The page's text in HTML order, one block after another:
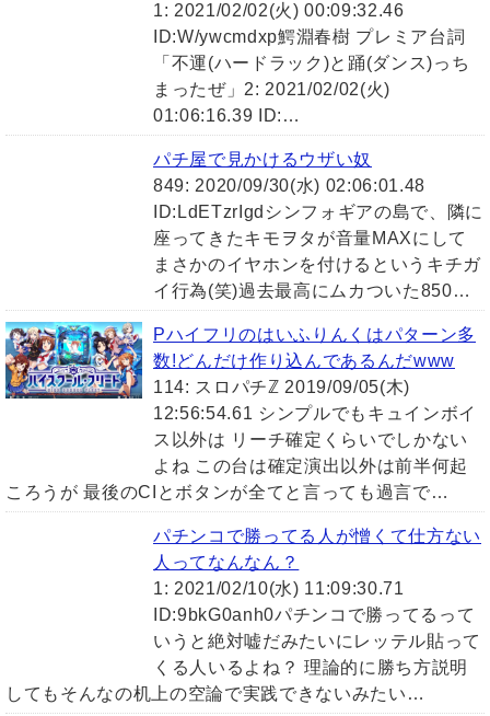
1: 2021/02/02(火) 00:09:32.46
ID:W/ywcmdxp鰐淵春樹 プレミア台詞
「不運(ハードラック)と踊(ダンス)っち
まったぜ」2: 2021/02/02(火)
01:06:16.39 ID:…
パチ屋で見かけるウザい奴
849: 2020/09/30(水) 02:06:01.48
ID:LdETzrIgdシンフォギアの島で、隣に
座ってきたキモヲタが音量MAXにして
まさかのイヤホンを付けるというキチガ
イ行為(笑)過去最高にムカついた850…
Pハイフリのはいふりんくはパターン多
数!どんだけ作り込んであるんだwww
114: スロパチℤ 2019/09/05(木)
12:56:54.61 シンプルでもキュインボイ
ス以外は リーチ確定くらいでしかない
よね この台は確定演出以外は前半何起
ころうが 最後のCIとボタンが全てと言っても過言で…
パチンコで勝ってる人が憎くて仕方ない
人ってなんなん？
1: 2021/02/10(水) 11:09:30.71
ID:9bkG0anh0パチンコで勝ってるって
いうと絶対嘘だみたいにレッテル貼って
くる人いるよね？ 理論的に勝ち方説明
してもそんなの机上の空論で実践できないみたい…